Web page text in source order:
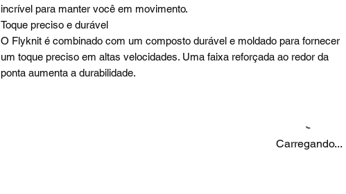
incrível para manter você em movimento.
Toque preciso e durável
O Flyknit é combinado com um composto durável e moldado para fornecer
um toque preciso em altas velocidades. Uma faixa reforçada ao redor da
ponta aumenta a durabilidade.
Carregando...